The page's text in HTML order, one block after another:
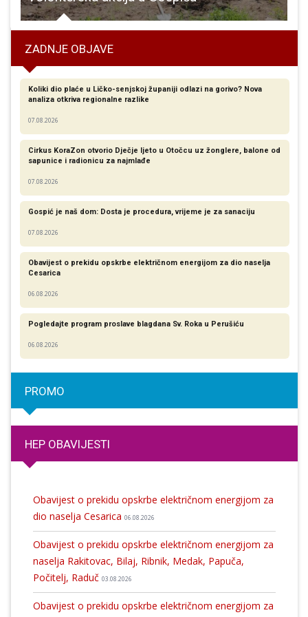
ZADNJE OBJAVE
Koliki dio plaće u Ličko-senjskoj županiji odlazi na gorivo? Nova
analiza otkriva regionalne razlike​
07.08.2026
Cirkus KoraZon otvorio Dječje ljeto u Otočcu uz žonglere, balone od
sapunice i radionicu za najmlađe
07.08.2026
Gospić je naš dom: Dosta je procedura, vrijeme je za sanaciju
07.08.2026
Obavijest o prekidu opskrbe električnom energijom za dio naselja
Cesarica
06.08.2026
Pogledajte program proslave blagdana Sv. Roka u Perušiću
06.08.2026
PROMO
HEP OBAVIJESTI
Obavijest o prekidu opskrbe električnom energijom za
dio naselja Cesarica 06.08.2026
Obavijest o prekidu opskrbe električnom energijom za
naselja Rakitovac, Bilaj, Ribnik, Medak, Papuča,
Počitelj, Raduč 03.08.2026
Obavijest o prekidu opskrbe električnom energijom za